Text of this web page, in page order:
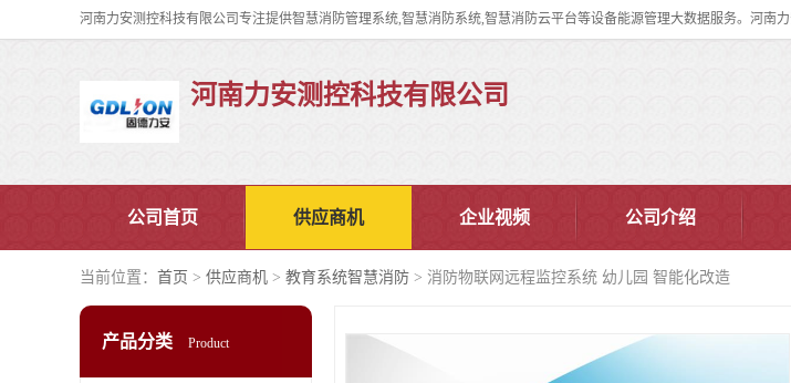
河南力安测控科技有限公司
公司首页 供应商机 企业视频 公司介绍
当前位置： 首页 > 供应商机 > 教育系统智慧消防 > 消防物联网远程监控系统 幼儿园 智能化改造
产品分类 Product